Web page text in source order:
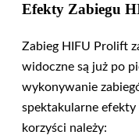
Efekty Zabiegu
Zabieg HIFU Prolift
widoczne są już po
wykonywanie
spektakularne
korzyści należy: